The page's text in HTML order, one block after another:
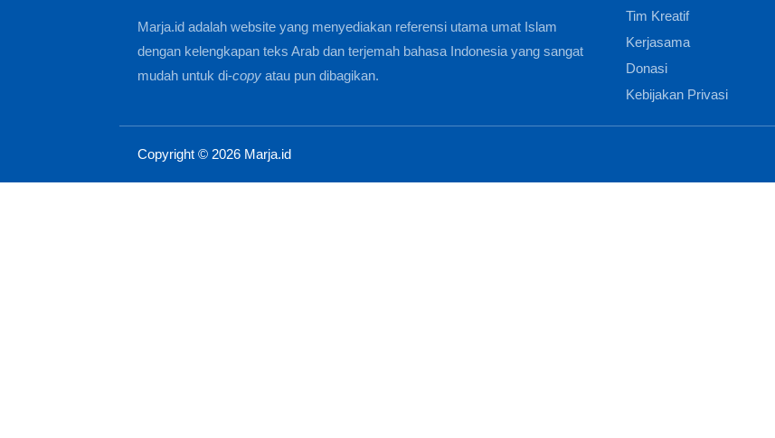
Marja.id adalah website yang menyediakan referensi utama umat Islam
dengan kelengkapan teks Arab dan terjemah bahasa Indonesia yang sangat
mudah untuk di-copy atau pun dibagikan.
Tim Kreatif
Kerjasama
Donasi
Kebijakan Privasi
Copyright © 2026 Marja.id